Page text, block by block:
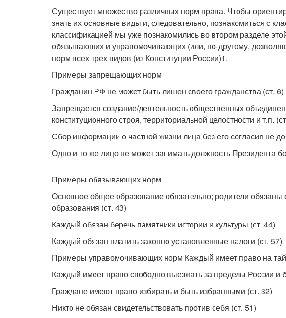
Существует множество различных норм права. Чтобы
знать их основные виды и, следовательно, познакомиться с
классификацией мы уже познакомились во втором разделе
обязывающих и управомочивающих (или, по-другому,
норм всех трех видов (из Конституции России)1.
Примеры запрещающих норм
Гражданин РФ не может быть лишен своего гражданства (ст. 6)
Запрещается создание/деятельность общественных
конституционного строя, территориальной целостности и т.п.
Сбор информации о частной жизни лица без его согласия не
Одно и то же лицо не может занимать должность Президента
Примеры обязывающих норм
Основное общее образование обязательно; родители обязаны
образования (ст. 43)
Каждый обязан беречь памятники истории и культуры (ст. 44)
Каждый обязан платить законно установленные налоги (ст. 57)
Примеры управомочивающих норм Каждый имеет право на
Каждый имеет право свободно выезжать за пределы России и
Граждане имеют право избирать и быть избранными (ст. 32)
Никто не обязан свидетельствовать против себя (ст. 51)